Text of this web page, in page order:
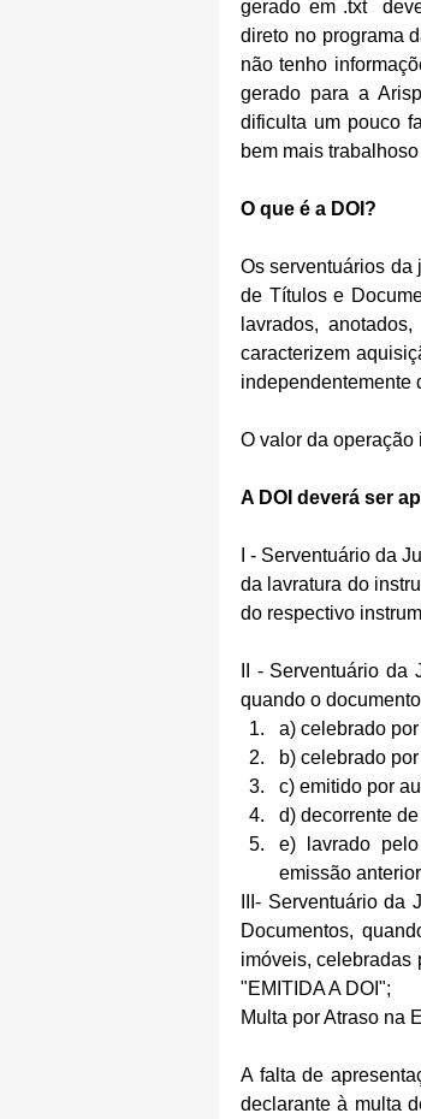
gerado em .txt
direto no programa
não tenho
gerado para a
dificulta um pouco
bem mais
O que é a DOI?
Os serventuários da
de Títulos e
lavrados,
caracterizem
independentemente
O valor da operação
A DOI deverá ser
I - Serventuário da
da lavratura do
do respectivo
II - Serventuário
quando o
a) celebrado
b) celebrado
c) emitido por
d) decorrente
e) lavrado
emissão
III- Serventuário
Documentos,
imóveis, celebradas
"EMITIDA A DOI";
Multa por Atraso na
A falta de
declarante à multa